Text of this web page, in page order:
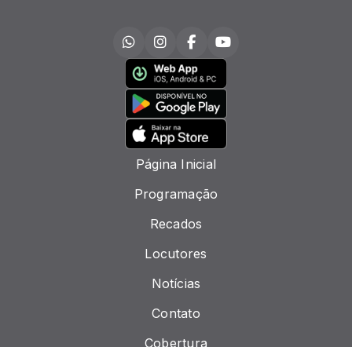
Página Inicial
Programação
Recados
Locutores
Notícias
Contato
Cobertura